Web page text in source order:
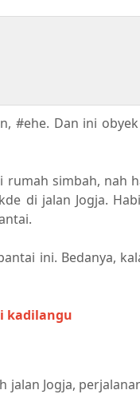
#ehe. Dan ini
simbah, nah
di jalan Jogja.
ini. Bedanya,
kadilangu
Jogja,